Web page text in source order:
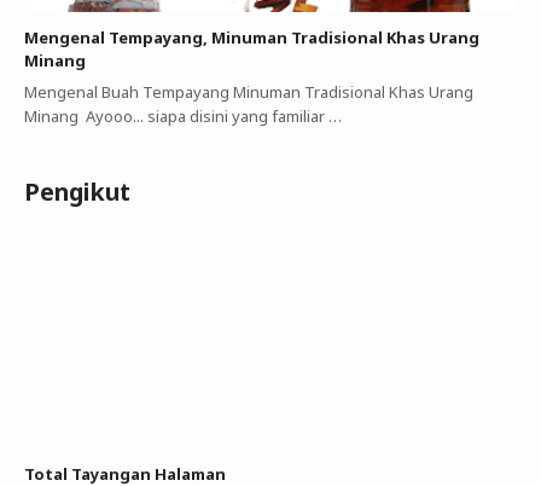
Mengenal Tempayang, Minuman Tradisional Khas Urang
Minang
Mengenal Buah Tempayang Minuman Tradisional Khas Urang
Minang Ayooo... siapa disini yang familiar …
Pengikut
Total Tayangan Halaman